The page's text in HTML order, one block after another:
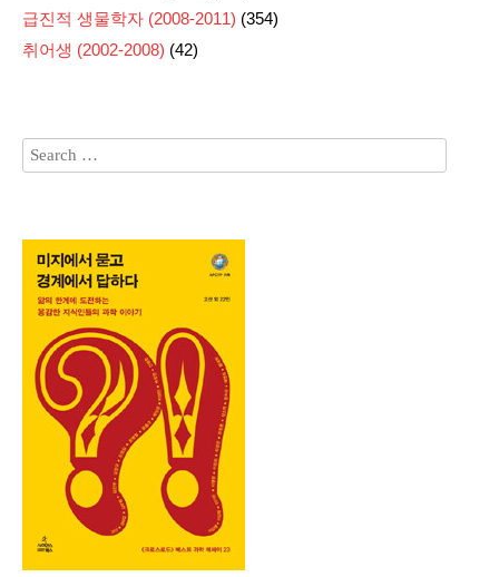
급진적 생물학자 (2008-2011) (354)
취어생 (2002-2008) (42)